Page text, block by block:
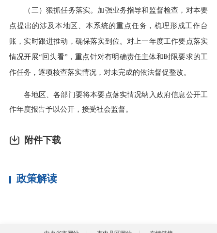
（三）狠抓任务落实。 加强业务指导和监督检查，对本要
点提出的涉及本地区、本系统的重点任务，梳理形成工作台
账，实时跟进推动，确保落实到位。对上一年度工作要点落实
情况开展“回头看”，重点针对有明确责任主体和时限要求的工
作任务，逐项核查落实情况，对未完成的依法督促整改。
各地区、各部门要将本要点落实情况纳入政府信息公开工
作年度报告予以公开，接受社会监督。
附件下载
政策解读